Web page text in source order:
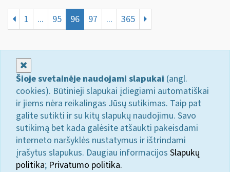
1 ... 95 96 97 ... 365
Šioje svetainėje naudojami slapukai (angl.
cookies). Būtinieji slapukai įdiegiami automatiškai
ir jiems nėra reikalingas Jūsų sutikimas. Taip pat
galite sutikti ir su kitų slapukų naudojimu. Savo
sutikimą bet kada galėsite atšaukti pakeisdami
interneto naršyklės nustatymus ir ištrindami
įrašytus slapukus. Daugiau informacijos Slapukų
politika; Privatumo politika.